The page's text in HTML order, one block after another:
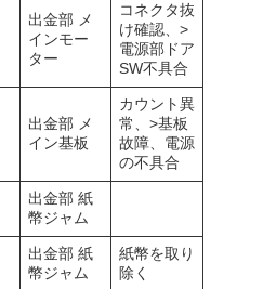
出金部 メ
インモー
ター
コネクタ抜
け確認、>
電源部ドア
SW不具合
出金部 メ
イン基板
カウント異
常、>基板
故障、電源
の不具合
出金部 紙
幣ジャム
出金部 紙
幣ジャム
紙幣を取り
除く